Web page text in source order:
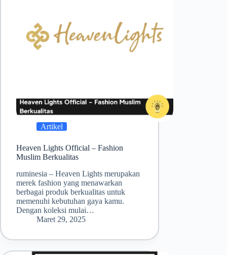
Artikel
Heaven Lights Official – Fashion
Muslim Berkualitas
ruminesia – Heaven Lights merupakan
merek fashion yang menawarkan
berbagai produk berkualitas untuk
memenuhi kebutuhan gaya kamu.
Dengan koleksi mulai…
Maret 29, 2025